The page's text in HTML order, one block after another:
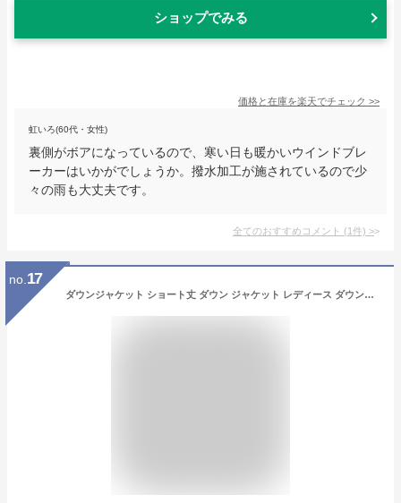
ショップでみる
価格と在庫を楽天でチェック >>
虹いろ(60代・女性)
裏側がボアになっているので、寒い日も暖かいウインドブレ
ーカーはいかがでしょうか。撥水加工が施されているので少
々の雨も大丈夫です。
全てのおすすめコメント (1件) >
no. 17
ダウンジャケット ショート丈 ダウン ジャケット レディース ダウンコート フード付 大きめ ダウン 防寒 3XL ふわふわ おしゃれ 秋 冬 シンプル スリム 秋冬 グレー 中綿 コート アウターウェア スタンドカラー シンプルコート キルティングコート レッド イエロー